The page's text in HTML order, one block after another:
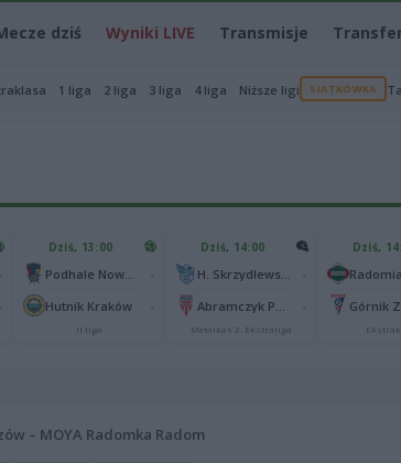
dziś Wyniki LIVE Transmisje
1 liga 2 liga 3 liga 4 liga Niższe ligi SIATKÓWKA
Dziś, 13:00
Hutnik Kraków
II liga
Dziś, 14:00
Metalkas 2. Ekstraliga
Dziś,
Górnik
– MOYA Radomka Radom